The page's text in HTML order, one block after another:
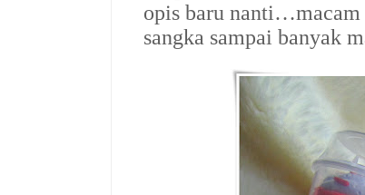
opis baru
sangka sampai banyak